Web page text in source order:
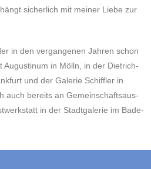
sicher­lich mit meiner Liebe zur
in den ver­gan­ge­nen Jahren schon
Augu­sti­num in Mölln, in der Diet­rich-
und der Gale­rie Schiff­ler in
auch bereits an Gemein­schafts­aus­
in der Stadt­ga­le­rie im Bade­